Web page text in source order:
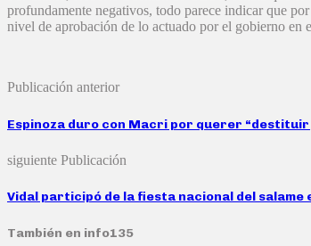
profundamente negativos, todo parece indicar que
nivel de aprobación de lo actuado por el gobierno
Publicación anterior
Espinoza duro con Macri por querer “destituir
siguiente Publicación
Vidal participó de la fiesta nacional del salame
También en info135